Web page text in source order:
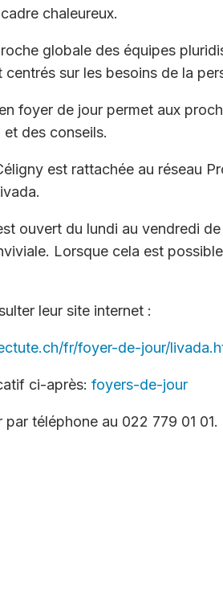
chaleureux.
globale des équipes
sur les besoins de la
foyer de jour permet aux
des conseils.
est rattachée au réseau
ouvert du lundi au vendredi
Lorsque cela est
leur site internet :
fr/foyer-de-jour/
ci-après: foyers-de-jour
téléphone au 022 779 01 01.